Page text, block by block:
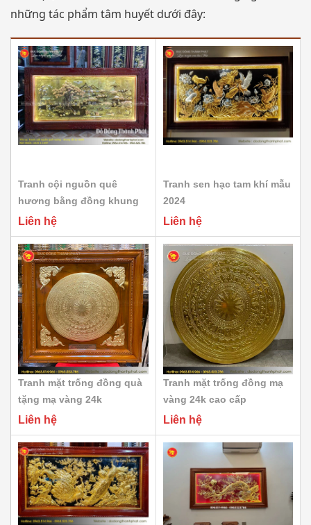
những tác phẩm tâm huyết dưới đây:
Tranh cội nguồn quê
hương bằng đồng khung
gỗ sồi
Liên hệ
Tranh sen hạc tam khí mẫu
2024
Liên hệ
Tranh mặt trống đồng quà
tặng mạ vàng 24k
Liên hệ
Tranh mặt trống đồng mạ
vàng 24k cao cấp
Liên hệ